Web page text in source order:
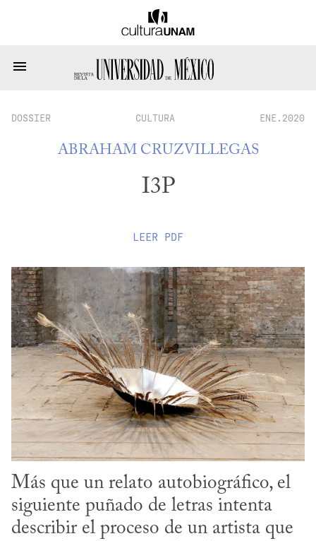
DOSSIER CULTURA ENE.2020
ABRAHAM CRUZVILLEGAS
I3P
LEER PDF
Más que un relato autobiográfico, el
siguiente puñado de letras intenta
describir el proceso de un artista que